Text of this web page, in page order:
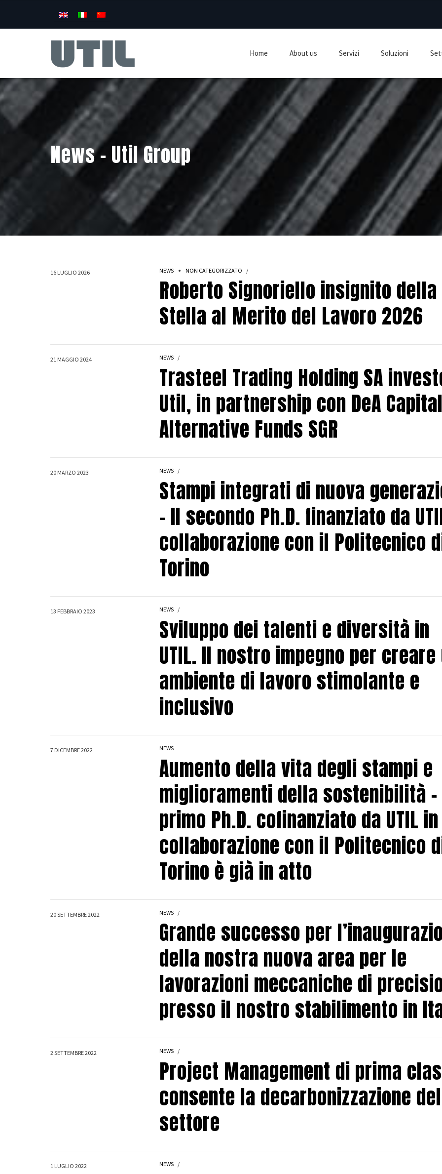
Home About us Servizi Soluzioni
News – Util Group
16 LUGLIO 2026 NEWS NON CATEGORIZZATO
Roberto Signoriello insignito della
Stella al Merito del Lavoro 2026
21 MAGGIO 2024 NEWS
Trasteel Trading Holding SA
Util, in partnership con DeA Capital
Alternative Funds SGR
20 MARZO 2023 NEWS
Stampi integrati di nuova
– Il secondo Ph.D. finanziato da
collaborazione con il Politecnico
Torino
13 FEBBRAIO 2023 NEWS
Sviluppo dei talenti e diversità in
UTIL. Il nostro impegno per creare
ambiente di lavoro stimolante e
inclusivo
7 DICEMBRE 2022 NEWS
Aumento della vita degli stampi e
miglioramenti della sostenibilità
primo Ph.D. cofinanziato da UTIL in
collaborazione con il Politecnico
Torino è già in atto
20 SETTEMBRE 2022 NEWS
Grande successo per
della nostra nuova area per le
lavorazioni meccaniche di
presso il nostro stabilimento in
2 SETTEMBRE 2022 NEWS
Project Management di prima
consente la decarbonizzazione del
settore
1 LUGLIO 2022 NEWS